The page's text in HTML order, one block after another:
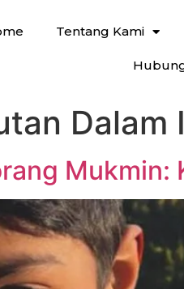
Tentang Kami
Dalam
Mukmin: